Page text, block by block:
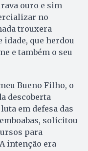
ouro e sim
no
trouxera
idade, que herdou
e também o seu
Bueno Filho, o
descoberta
em defesa das
solicitou
para
intenção era